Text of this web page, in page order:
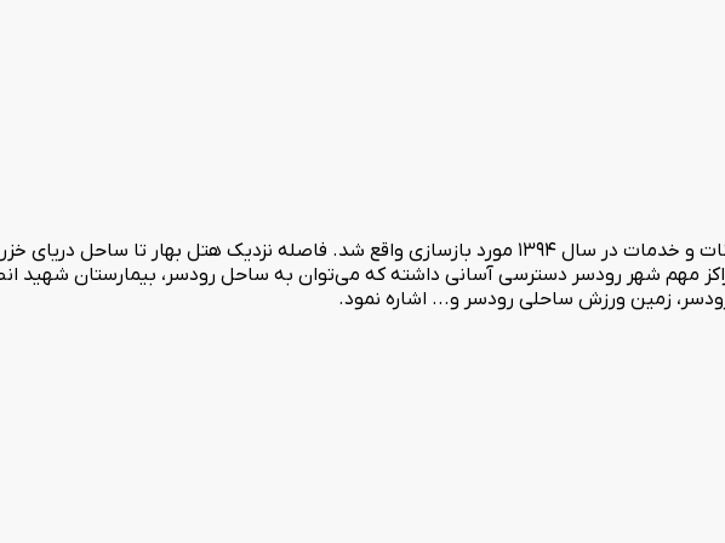
هتل بهار رودسر در سال 1392 در 5 طبقه بنا شده و جهت بهبود امکانات و خدمات در سال 1394 مورد بازسازی واقع شد. فاصله نزدیک
مهم شهر رودسر دسترسی آسانی داشته که می‌توان به ساحل رودسر، بیمارستان شهید
زمین ورزش ساحلی رودسر و... اشاره نمود.